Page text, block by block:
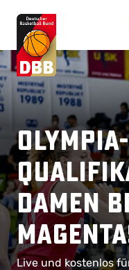
Olympia-
Damen
Live und kostenlos